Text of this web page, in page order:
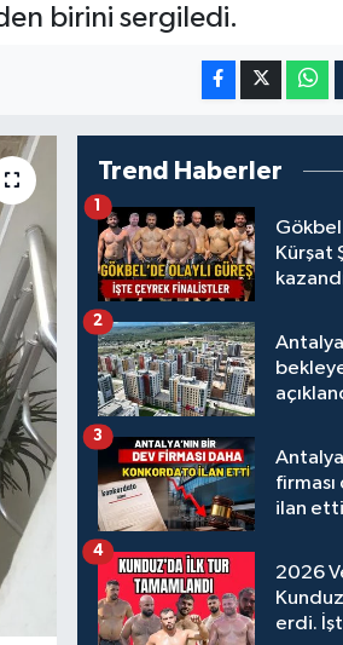
birini sergiledi.
Trend Haberler
Kürşat
1
2
ilan etti
3
2026
erdi.
4